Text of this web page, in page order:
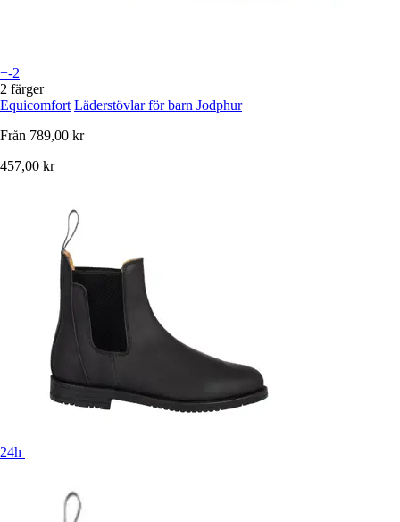
+-2
2 färger
Equicomfort Läderstövlar för barn Jodphur
Från 789,00 kr
457,00 kr
24h